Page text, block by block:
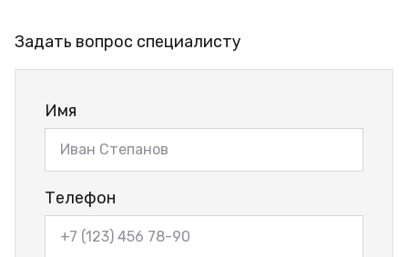
Задать вопрос специалисту
Имя
Телефон